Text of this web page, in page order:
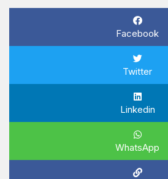
Facebook
Twitter
Linkedin
WhatsApp